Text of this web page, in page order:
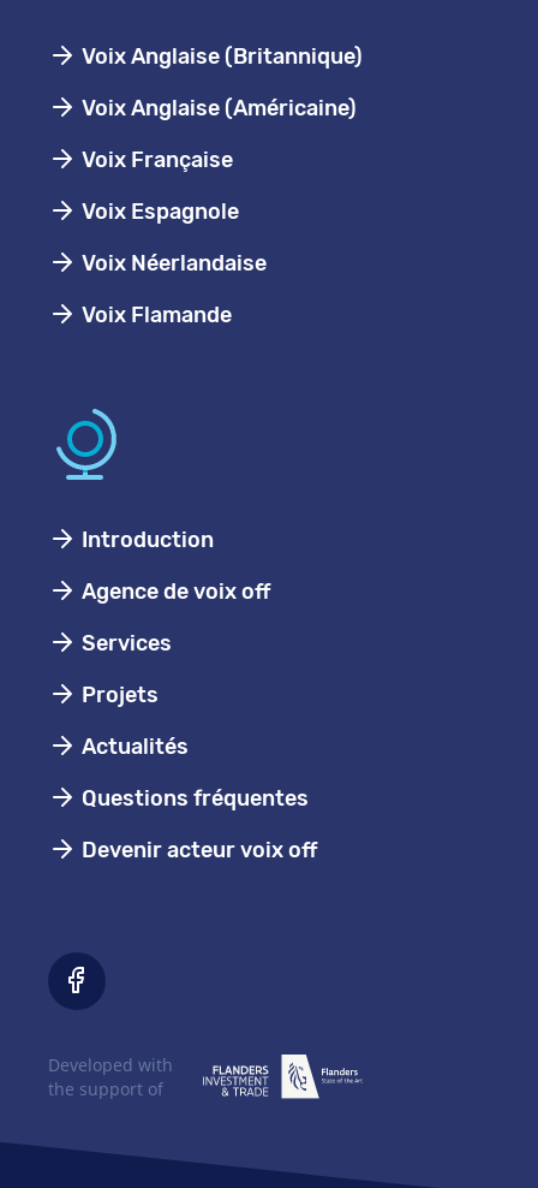
Voix Anglaise (Britannique)
Voix Anglaise (Américaine)
Voix Française
Voix Espagnole
Voix Néerlandaise
Voix Flamande
Introduction
Agence de voix off
Services
Projets
Actualités
Questions fréquentes
Devenir acteur voix off
Developed with
the support of